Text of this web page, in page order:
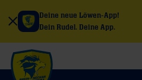
Deine neue Löwen-App!
Dein Rudel. Deine App.